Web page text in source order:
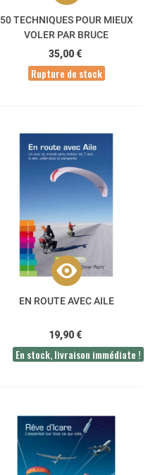
50 TECHNIQUES POUR MIEUX
VOLER PAR BRUCE
GOLDSMITH
35,00 €
Rupture de stock
EN ROUTE AVEC AILE
19,90 €
En stock, livraison immédiate !